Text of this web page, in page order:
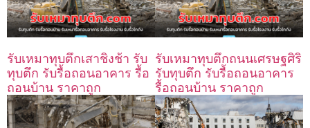
รับเหมาทุบตึกเสาชิงช้า รับ
ทุบตึก รับรื้อถอนอาคาร รื้อ
ถอนบ้าน ราคาถูก
รับเหมาทุบตึกถนนเศรษฐศิริ
รับทุบตึก รับรื้อถอนอาคาร
รื้อถอนบ้าน ราคาถูก